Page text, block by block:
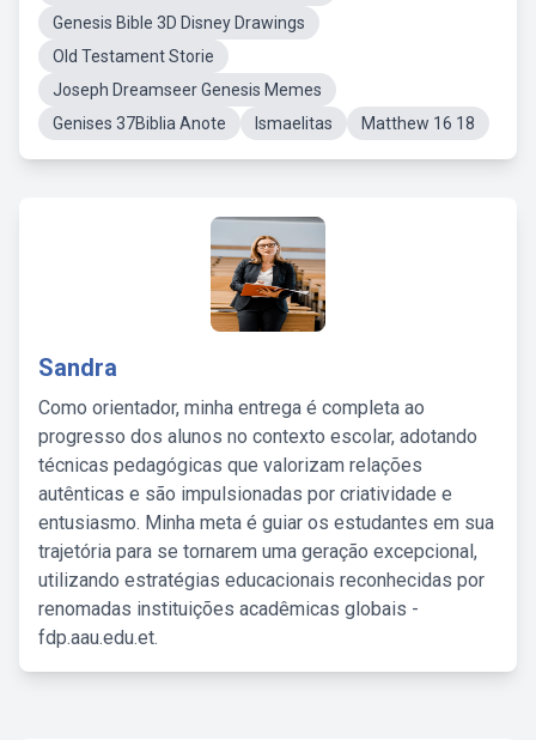
Genesis Bible 3D Disney Drawings
Old Testament Storie
Joseph Dreamseer Genesis Memes
Genises 37Biblia Anote
Ismaelitas Matthew 16 18
Sandra
Como orientador, minha entrega é completa ao
progresso dos alunos no contexto escolar, adotando
técnicas pedagógicas que valorizam relações
autênticas e são impulsionadas por criatividade e
entusiasmo. Minha meta é guiar os estudantes em sua
trajetória para se tornarem uma geração excepcional,
utilizando estratégias educacionais reconhecidas por
renomadas instituições acadêmicas globais -
fdp.aau.edu.et.